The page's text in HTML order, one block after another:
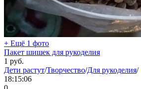
+ Ещё 1 фото
Пакет шишек для рукоделия
1 руб.
Дети растут/Творчество/Для рукоделия/
18:15:06